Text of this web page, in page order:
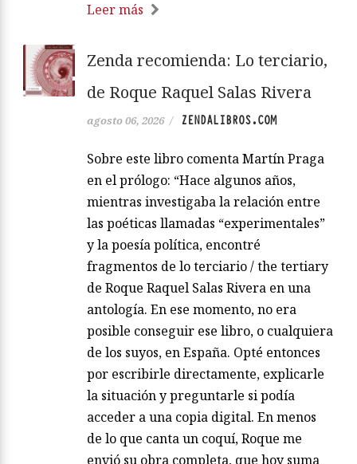
Leer más
Zenda recomienda: Lo terciario,
de Roque Raquel Salas Rivera
agosto 06, 2026 / ZENDALIBROS.COM
Sobre este libro comenta Martín Praga
en el prólogo: “Hace algunos años,
mientras investigaba la relación entre
las poéticas llamadas “experimentales”
y la poesía política, encontré
fragmentos de lo terciario / the tertiary
de Roque Raquel Salas Rivera en una
antología. En ese momento, no era
posible conseguir ese libro, o cualquiera
de los suyos, en España. Opté entonces
por escribirle directamente, explicarle
la situación y preguntarle si podía
acceder a una copia digital. En menos
de lo que canta un coquí, Roque me
envió su obra completa, que hoy suma